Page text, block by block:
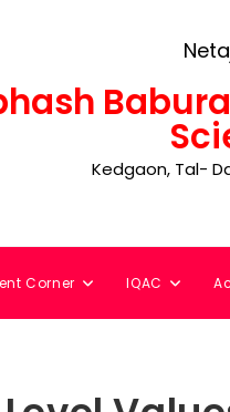
Kedgaon, Tal-
Corner IQAC